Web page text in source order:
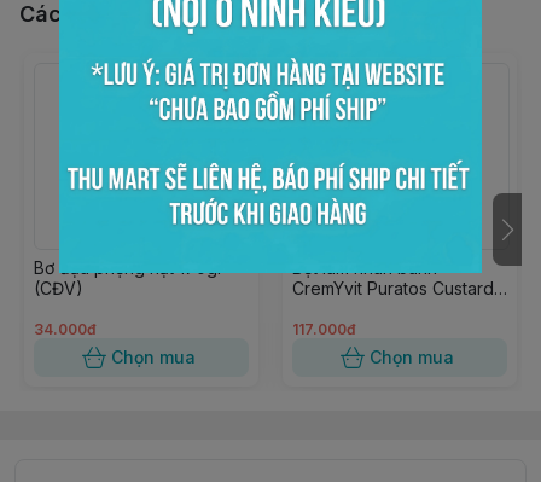
Các sản phẩm, dịch vụ khác
Bơ đậu phộng hạt 170gr
(CĐV)
34.000đ
Chọn mua
CremYvit Puratos Custard
117.000đ
Chọn mua